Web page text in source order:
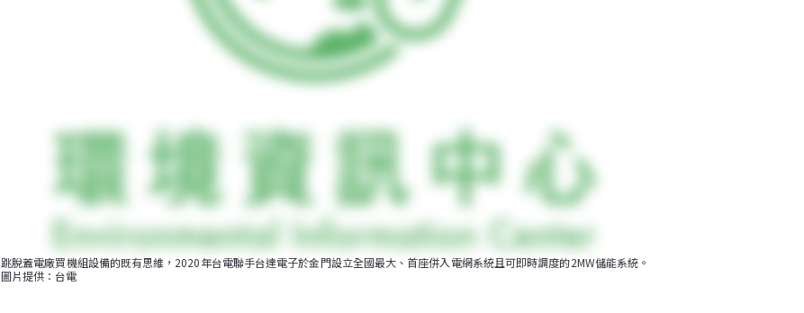
跳脫蓋電廠買機組設備的既有思維，2020年台電聯手台達電子於金門設立全國最大、首座併入電網系統且可即時調度的2MW儲能系統。
圖片提供：台電